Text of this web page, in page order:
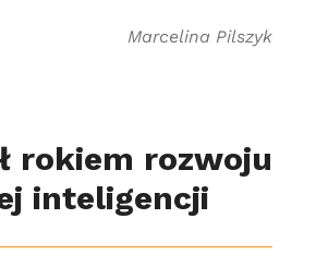
Marcelina Pilszyk
rokiem rozwoju
inteligencji